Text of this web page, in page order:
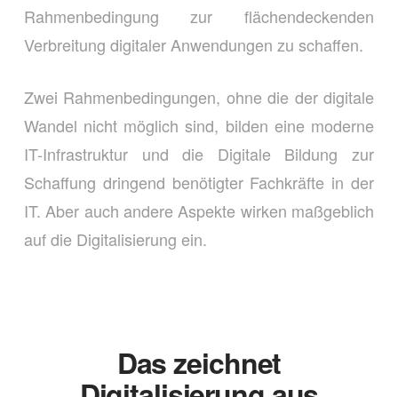
Rahmenbedingung zur flächendeckenden
Verbreitung digitaler Anwendungen zu schaffen.
Zwei Rahmenbedingungen, ohne die der digitale
Wandel nicht möglich sind, bilden eine moderne
IT-Infrastruktur und die Digitale Bildung zur
Schaffung dringend benötigter Fachkräfte in der
IT. Aber auch andere Aspekte wirken maßgeblich
auf die Digitalisierung ein.
Das zeichnet